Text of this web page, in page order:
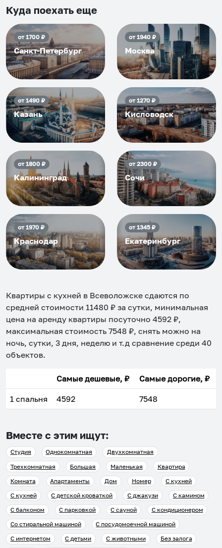
приезжать еще...
Куда поехать еще
от1700₽
Санкт-Петербург
от1940₽
Москва
от1490₽
Казань
от1270₽
Кисловодск
от1800₽
Калининград
от2300₽
Сочи
от1970₽
Краснодар
от1345₽
Екатеринбург
Квартиры с кухней в Всеволожске сдаются по
средней стоимости 11480 ₽ за сутки, минимальная
цена на аренду квартиры посуточно 4592 ₽,
максимальная стоимость 7548 ₽, снять можно на
ночь, сутки, 3 дня, неделю и т.д сравнение среди 40
объектов.
Самые дешевые, ₽ Самые дорогие, ₽
1 спальня 4592 7548
Вместе с этим ищут:
Студия Однокомнатная
Двухкомнатная
Трехкомнатная
Большая Маленькая
Квартира
Комната
Апартаменты Дом Номер
С кухней
С кухней
С детской кроваткой С джакузи
С камином
С балконом
С парковкой С сауной
С кондиционером
Со стиральной машиной
С посудомоечной машиной
С интернетом
С детьми С животными
Без залога